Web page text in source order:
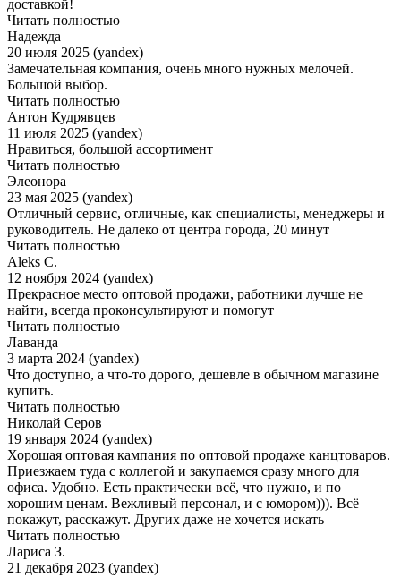
доставкой!
Читать полностью
Надежда
20 июля 2025 (yandex)
Замечательная компания, очень много нужных мелочей.
Большой выбор.
Читать полностью
Антон Кудрявцев
11 июля 2025 (yandex)
Нравиться, большой ассортимент
Читать полностью
Элеонора
23 мая 2025 (yandex)
Отличный сервис, отличные, как специалисты, менеджеры и
руководитель. Не далеко от центра города, 20 минут
Читать полностью
Aleks C.
12 ноября 2024 (yandex)
Прекрасное место оптовой продажи, работники лучше не
найти, всегда проконсультируют и помогут
Читать полностью
Лаванда
3 марта 2024 (yandex)
Что доступно, а что-то дорого, дешевле в обычном магазине
купить.
Читать полностью
Николай Серов
19 января 2024 (yandex)
Хорошая оптовая кампания по оптовой продаже канцтоваров.
Приезжаем туда с коллегой и закупаемся сразу много для
офиса. Удобно. Есть практически всё, что нужно, и по
хорошим ценам. Вежливый персонал, и с юмором))). Всё
покажут, расскажут. Других даже не хочется искать
Читать полностью
Лариса З.
21 декабря 2023 (yandex)